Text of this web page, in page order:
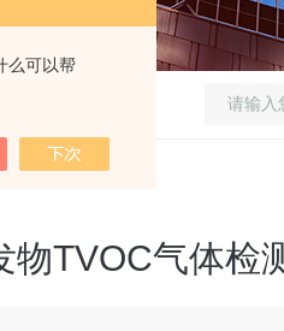
么可以帮
气体检测设备
物TVOC气体检